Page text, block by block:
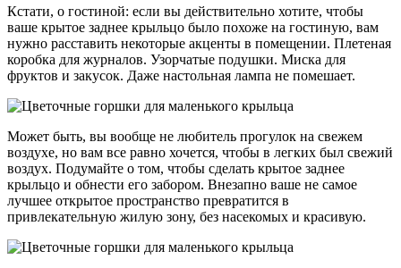
Кстати, о гостиной: если вы действительно хотите, чтобы
ваше крытое заднее крыльцо было похоже на гостиную, вам
нужно расставить некоторые акценты в помещении. Плетеная
коробка для журналов. Узорчатые подушки. Миска для
фруктов и закусок. Даже настольная лампа не помешает.
Может быть, вы вообще не любитель прогулок на свежем
воздухе, но вам все равно хочется, чтобы в легких был свежий
воздух. Подумайте о том, чтобы сделать крытое заднее
крыльцо и обнести его забором. Внезапно ваше не самое
лучшее открытое пространство превратится в
привлекательную жилую зону, без насекомых и красивую.